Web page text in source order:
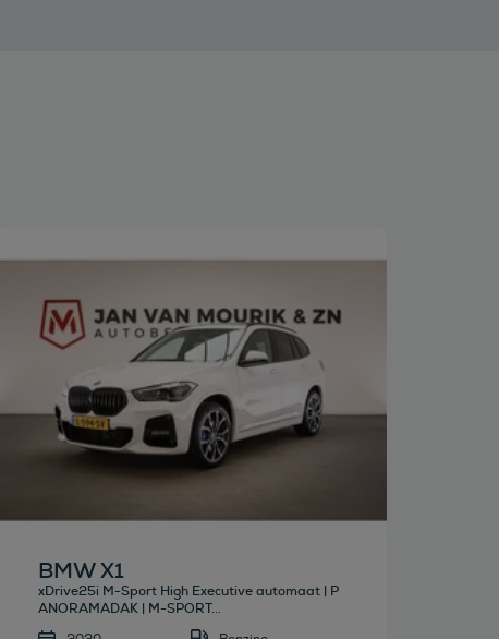
Bekijk deze auto
BMW X1
xDrive25i M-Sport High Executive automaat | P
ANORAMADAK | M-SPORT...